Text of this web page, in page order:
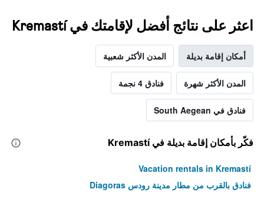
اعثر على نتائج أفضل لإقامتك في Kremastí
أمكان إقامة بديلة المدن الأكثر شعبية
المدن الأكثر شهرة فنادق 4 نجمة
فنادق في South Aegean
فكّر بأمكان إقامة بديلة في Kremastí
Vacation rentals in Kremastí
فنادق بالقرب من مطار مدينة رودس Diagoras